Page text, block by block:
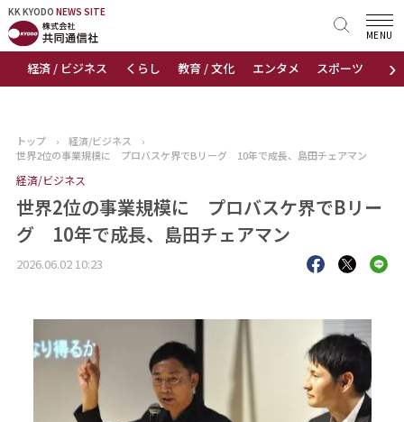
KK KYODO NEWS SITE
›
経済 / ビジネス くらし 教育 / 文化 エンタメ スポーツ 地域
MENU
KK KYODONEWS SITE
トップページ
ニュース
おすすめコンテンツ
出版物
トップ › 経済/ビジネス
›
世界2位の事業規模に プロバスケ界でBリーグ 10年で成長、島田チェアマン
経済/ビジネス
世界2位の事業規模に プロバスケ界でBリー
グ 10年で成長、島田チェアマン
2026.06.02 10:23